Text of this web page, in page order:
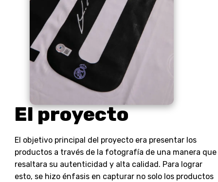
El proyecto
El objetivo principal del proyecto era presentar los
productos a través de la fotografía de una manera que
resaltara su autenticidad y alta calidad. Para lograr
esto, se hizo énfasis en capturar no solo los productos